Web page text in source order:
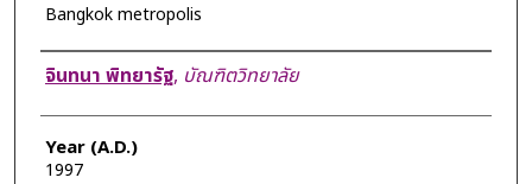
Bangkok metropolis
Author
จินทนา พิทยารัฐ, บัณฑิตวิทยาลัย
Year (A.D.)
1997